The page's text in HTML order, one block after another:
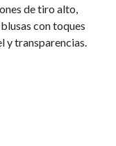
de tiro alto,
con toques
y transparencias.